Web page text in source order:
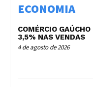
ECONOMIA
COMÉRCIO
3,5% NAS VENDAS
4 de agosto de 2026